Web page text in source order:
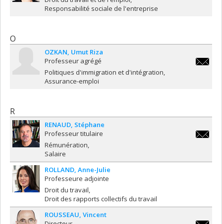
Responsabilité sociale de l'entreprise
O
OZKAN Umut Riza
Professeur agrégé
Politiques d'immigration et d'intégration
Assurance-emploi
R
RENAUD Stéphane
Professeur titulaire
Rémunération
Salaire
ROLLAND Anne-Julie
Professeure adjointe
Droit du travail
Droit des rapports collectifs du travail
ROUSSEAU Vincent